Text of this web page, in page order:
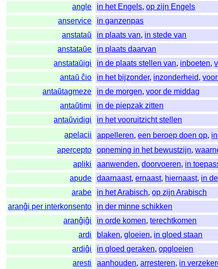
angle
in het Engels,op zijn Engels
anservice
in ganzenpas
anstataŭ
in plaats van, in stede van
anstataŭe
in plaats daarvan
anstataŭigi
in de plaats stellen van, inboeten,
antaŭ ĉio
in het bijzonder, inzonderheid,
antaŭtagmeze
in de morgen,voor de middag
antaŭtimi
in de piepzak zitten
antaŭvidigi
in het vooruitzicht stellen
apelacii
appelleren,een beroep doen op,
apercepto
opneming in het bewustzijn,
apliki
aanwenden,doorvoeren, in
apude
daarnaast,ernaast, hiernaast, in
arabe
in het Arabisch,op zijn Arabisch
aranĝi per interkonsento
in der minne schikken
aranĝiĝi
in orde komen,terechtkomen
ardi
blaken,gloeien, in gloed staan
ardiĝi
in gloed geraken,opgloeien
aresti
aanhouden,arresteren, in